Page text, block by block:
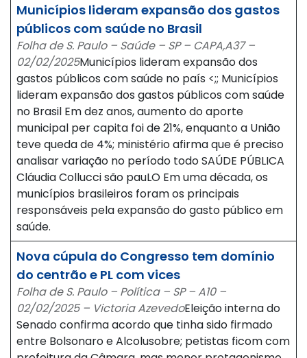
Municípios lideram expansão dos gastos
públicos com saúde no Brasil
Folha de S. Paulo – Saúde – SP – CAPA,A37 –
02/02/2025Municípios lideram expansão dos
gastos públicos com saúde no país <;; Municípios
lideram expansão dos gastos públicos com saúde
no Brasil Em dez anos, aumento do aporte
municipal per capita foi de 21%, enquanto a União
teve queda de 4%; ministério afirma que é preciso
analisar variação no período todo SAÚDE PÚBLICA
Cláudia Collucci são pauLO Em uma década, os
municípios brasileiros foram os principais
responsáveis pela expansão do gasto público em
saúde.
Nova cúpula do Congresso tem domínio
do centrão e PL com vices
Folha de S. Paulo – Política – SP – A10 –
02/02/2025 – Victoria AzevedoEleição interna do
Senado confirma acordo que tinha sido firmado
entre Bolsonaro e Alcolusobre; petistas ficom com